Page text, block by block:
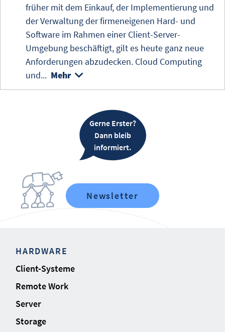
früher mit dem Einkauf, der Implementierung und
der Verwaltung der firmeneigenen Hard- und
Software im Rahmen einer Client-Server-
Umgebung beschäftigt, gilt es heute ganz neue
Anforderungen abzudecken. Cloud Computing
und... Mehr
Gerne Erster?
Dann bleib
informiert.
Newsletter
HARDWARE
Client-Systeme
Remote Work
Server
Storage